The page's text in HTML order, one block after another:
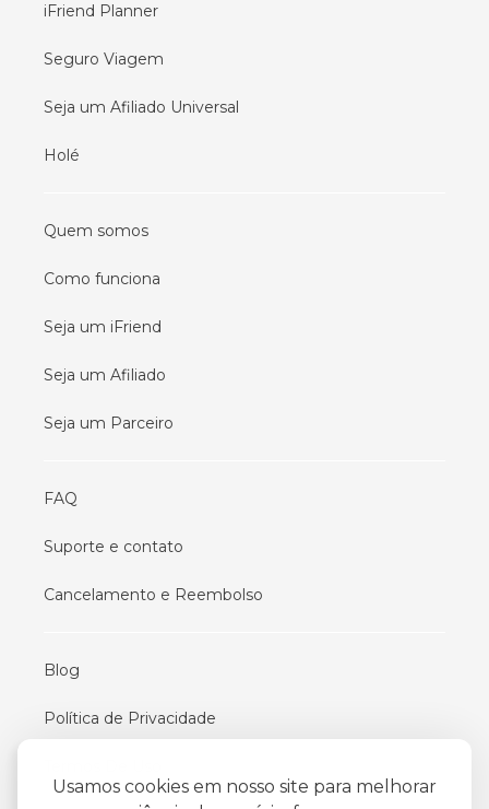
Usamos cookies em nosso site para melhorar
iFriend Planner
Seguro Viagem
Seja um Afiliado Universal
Holé
Quem somos
Como funciona
Seja um iFriend
Seja um Afiliado
Seja um Parceiro
FAQ
Suporte e contato
Cancelamento e Reembolso
Blog
Política de Privacidade